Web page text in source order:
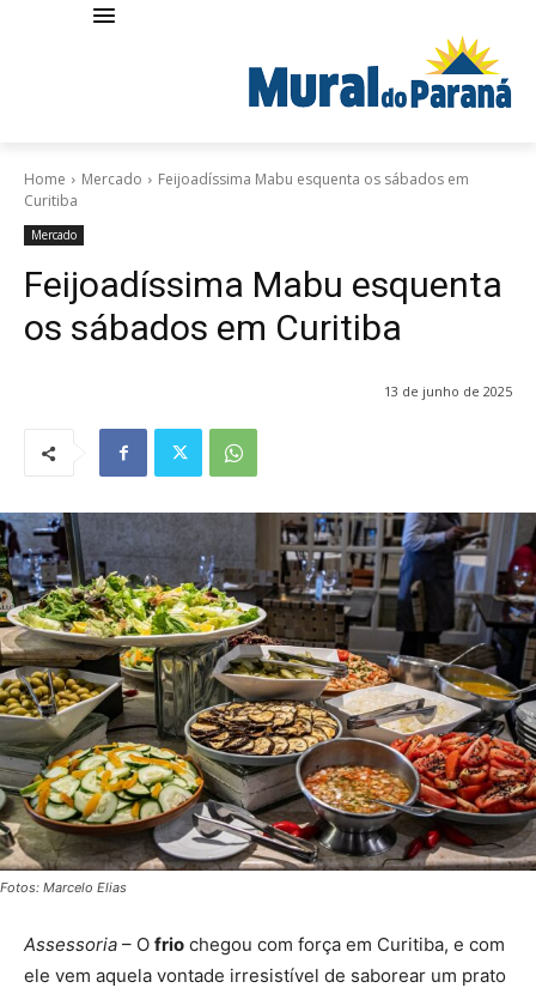
Home Mercado
Feijoadíssima Mabu esquenta os sábados em
Curitiba
Mercado
Feijoadíssima Mabu esquenta
os sábados em Curitiba
13 de junho de 2025
Fotos: Marcelo Elias
Assessoria – O frio chegou com força em Curitiba, e com
ele vem aquela vontade irresistível de saborear um prato